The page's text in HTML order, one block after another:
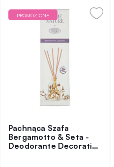
PROMOZIONE
Pachnąca Szafa
Bergamotto & Seta -
Deodorante Decorativo